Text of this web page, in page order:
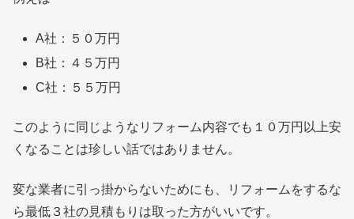
A社：５０万円
B社：４５万円
C社：５５万円
このように同じようなリフォーム内容でも１０万円以上安
くなることは珍しい話ではありません。
変な業者に引っ掛からないためにも、リフォームをするな
ら最低３社の見積もりは取った方がいいです。